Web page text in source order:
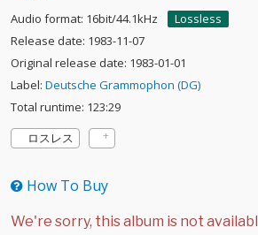
Audio format: 16bit/44.1kHz
Lossless
Release date: 1983-11-07
Original release date: 1983-01-01
Label: Deutsche Grammophon (DG)
Total runtime: 123:29
ロスレス
How To Buy